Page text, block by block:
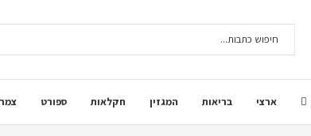
ארצי בריאות המגזין חקלאות ספורט